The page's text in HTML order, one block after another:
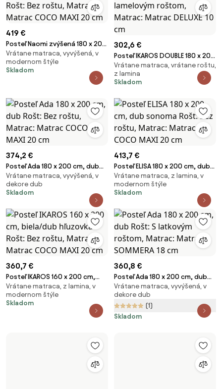
419 €
Posteľ Naomi zvýšená 180 x 200
cm, borovica Rošt: Bez roštu,
Matrac: Matrac COCO MAXI 20
cm
Vrátane matraca, vyvýšená, v
modernom štýle
Skladom
302,6 €
Posteľ IKAROS DOUBLE 180 x 200
cm, biela Rošt: S lamelovým
roštom, Matrac: Matrac DELUXE
10 cm
Vrátane matraca, vrátane roštu,
z lamina
Skladom
374,2 €
Posteľ Ada 180 x 200 cm, dub
Rošt: Bez roštu, Matrac:
Matrac COCO MAXI 20 cm
Vrátane matraca, vyvýšená, v
dekore dub
Skladom
413,7 €
Posteľ ELISA 180 x 200 cm, dub
sonoma Rošt: Bez roštu,
Matrac: Matrac COCO MAXI 20
cm
Vrátane matraca, z lamina, v
modernom štýle
Skladom
360,7 €
Posteľ IKAROS 160 x 200 cm,
biela/dub hľuzovka Rošt: Bez
roštu, Matrac: Matrac COCO
MAXI 20 cm
Vrátane matraca, z lamina, v
modernom štýle
Skladom
360,8 €
Posteľ Ada 180 x 200 cm, dub
Rošt: S latkovým roštom,
Matrac: Matrac SOMMERA 18
cm
Vrátane matraca, vyvýšená, v
dekore dub
(1)
Skladom